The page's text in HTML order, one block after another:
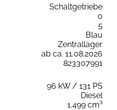
Schaltgetriebe
0
5
Blau
Zentrallager
ab ca. 11.08.2026
823307991
96 kW / 131 PS
Diesel
1.499 cm³